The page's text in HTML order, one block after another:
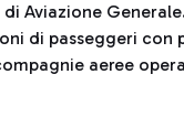
Aviazione Generale.
di passeggeri con
aeree